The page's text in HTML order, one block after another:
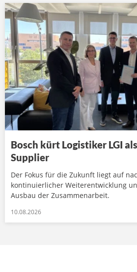
Bosch kürt Logistiker LGI
Supplier
Der Fokus für die Zukunft liegt auf
kontinuierlicher Weiterentwicklung
Ausbau der Zusammenarbeit.
10.08.2026